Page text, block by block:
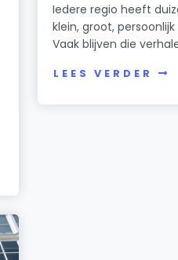
Iedere regio heeft
klein, groot,
Vaak blijven die
LEES VERDER